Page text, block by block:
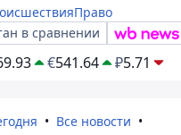
Право
в сравнении
€541.64 ₽5.71
Все новости